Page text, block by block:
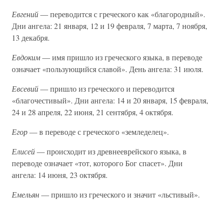
Евгений— переводится с греческого как «благородный».
Дни ангела: 21 января, 12 и 19 февраля, 7 марта, 7 ноября,
13 декабря.
Евдоким— имя пришло из греческого языка, в переводе
означает «пользующийся славой». День ангела: 31 июля.
Евсевий— пришло из греческого и переводится
«благочестивый». Дни ангела: 14 и 20 января, 15 февраля,
24 и 28 апреля, 22 июня, 21 сентября, 4 октября.
Егор— в переводе с греческого «земледелец».
Елисей— происходит из древнееврейского языка, в
переводе означает «тот, которого Бог спасет». Дни
ангела: 14 июня, 23 октября.
Емельян— пришло из греческого и значит «льстивый».